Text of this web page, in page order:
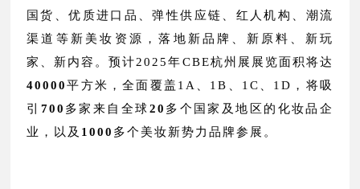
国货、优质进口品、弹性供应链、红人机构、潮流
渠道等新美妆资源，落地新品牌、新原料、新玩
家、新内容。预计2025年CBE杭州展 展览面积将达
40000平方米，全面覆盖1A、1B、1C、1D，将吸
引 700 多家来自全球20 多个国家及地区的化妆品企
业，以及 1000 多个美妆新势力品牌参展。